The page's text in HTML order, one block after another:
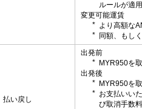
ルールが適
変更可能運賃
より高額な
同額、もし
払い戻し
出発前
MYR950を
出発後
MYR950を
お支払いい
び取消手数